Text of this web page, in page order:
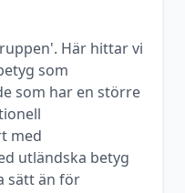
Här hittar vi
som
som har en större
med
utländska betyg
sätt än för